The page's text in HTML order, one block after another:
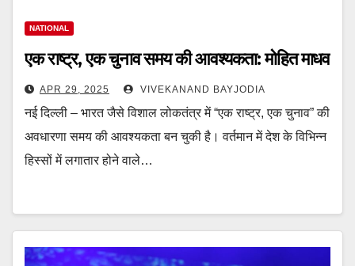
NATIONAL
एक राष्ट्र, एक चुनाव समय की आवश्यकता: मोहित माधव
APR 29, 2025 VIVEKANAND BAYJODIA
नई दिल्ली – भारत जैसे विशाल लोकतंत्र में “एक राष्ट्र, एक चुनाव” की
अवधारणा समय की आवश्यकता बन चुकी है। वर्तमान में देश के विभिन्न
हिस्सों में लगातार होने वाले…